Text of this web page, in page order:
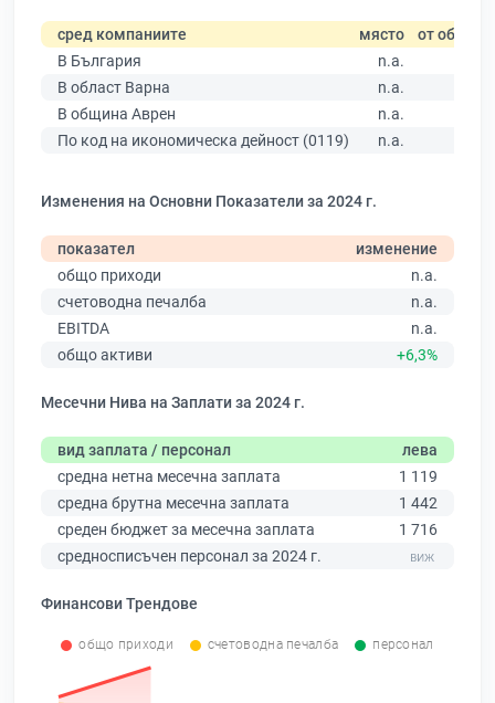
сред компаниите място от общо
В България
n.a.
В област Варна
n.a.
В община Аврен
n.a.
По код на икономическа дейност (0119)
n.a.
Изменения на Основни Показатели за 2024 г.
показател
изменение
общо приходи
n.a.
счетоводна печалба
n.a.
EBITDA
n.a.
общо активи
+6,3%
Месечни Нива на Заплати за 2024 г.
вид заплата / персонал
лева
средна нетна месечна заплата
1 119
средна брутна месечна заплата
1 442
среден бюджет за месечна заплата
1 716
средносписъчен персонал за 2024 г.
Финансови Трендове
общо приходи счетоводна печалба персонал